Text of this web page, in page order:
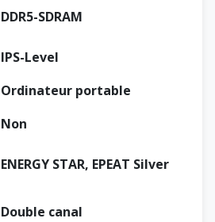
DDR5-SDRAM
IPS-Level
Ordinateur portable
Non
ENERGY STAR, EPEAT Silver
Double canal